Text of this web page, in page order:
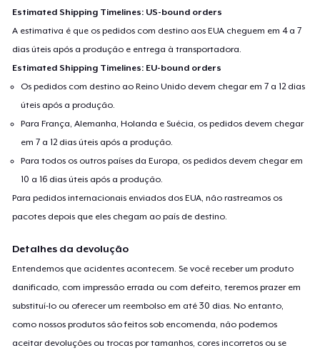
Estimated Shipping Timelines: US-bound orders
A estimativa é que os pedidos com destino aos EUA cheguem em 4 a 7
dias úteis após a produção e entrega à transportadora.
Estimated Shipping Timelines: EU-bound orders
Os pedidos com destino ao Reino Unido devem chegar em 7 a 12 dias
úteis após a produção.
Para França, Alemanha, Holanda e Suécia, os pedidos devem chegar
em 7 a 12 dias úteis após a produção.
Para todos os outros países da Europa, os pedidos devem chegar em
10 a 16 dias úteis após a produção.
Para pedidos internacionais enviados dos EUA, não rastreamos os
pacotes depois que eles chegam ao país de destino.
Detalhes da devolução
Entendemos que acidentes acontecem. Se você receber um produto
danificado, com impressão errada ou com defeito, teremos prazer em
substituí-lo ou oferecer um reembolso em até 30 dias. No entanto,
como nossos produtos são feitos sob encomenda, não podemos
aceitar devoluções ou trocas por tamanhos, cores incorretos ou se